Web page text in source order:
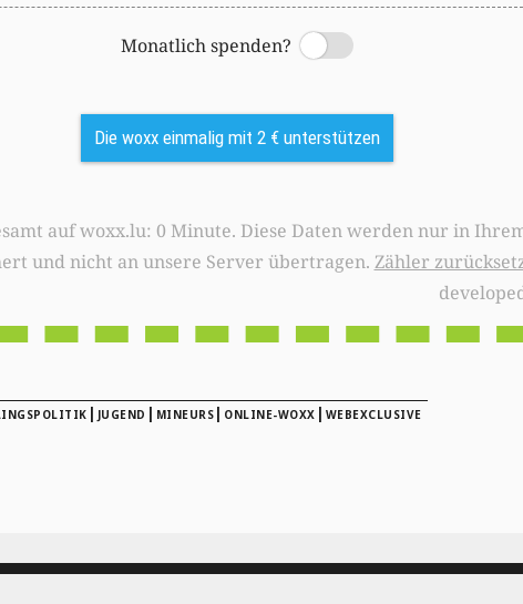
Monatlich spenden?
Switch
Die woxx einmalig mit 2 € unterstützen
Diese Daten werden nur in Ihrem Browser
und nicht an unsere Server übertragen. Zähler
| JUGEND | MINEURS | ONLINE-WOXX | WEBEXCLUSIVE